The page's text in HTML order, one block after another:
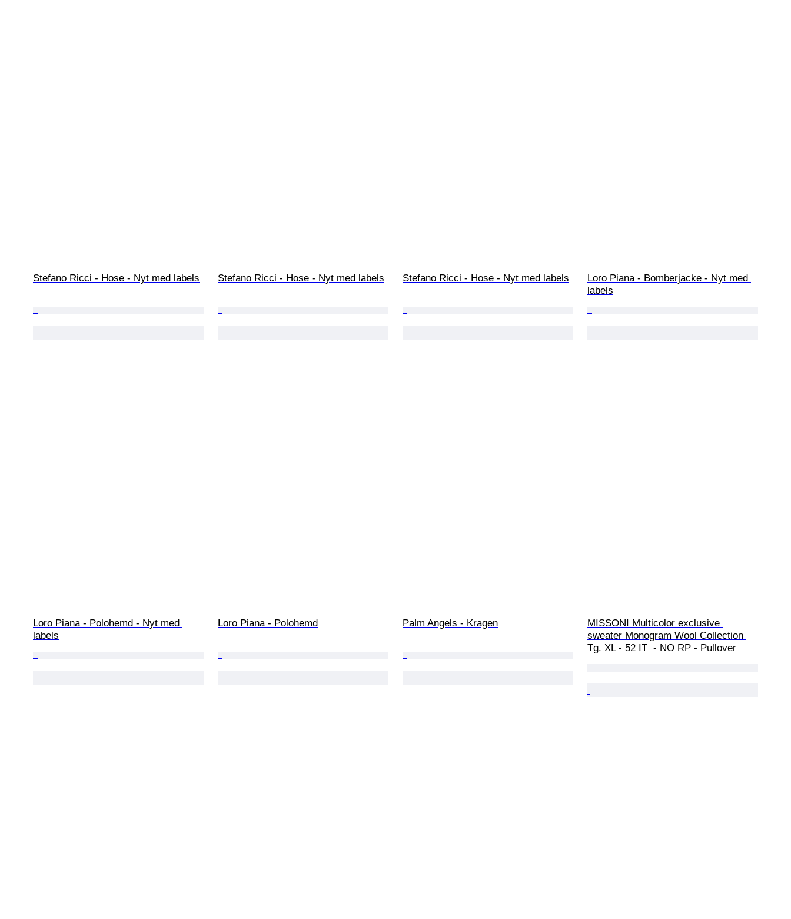
Stefano Ricci - Hose - Nyt med labels Stefano Ricci - Hose - Nyt med labels Stefano Ricci - Hose - Nyt med labels
Loro Piana - Bomberjacke - Nyt med
labels
Loro Piana - Polohemd - Nyt med
labels
Loro Piana - Polohemd Palm Angels - Kragen
MISSONI Multicolor exclusive
sweater Monogram Wool Collection
Tg. XL - 52 IT  - NO RP - Pullover